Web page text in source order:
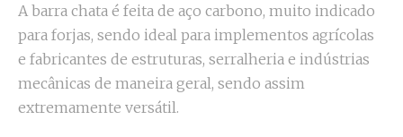
A barra chata é feita de aço carbono, muito indicado
para forjas, sendo ideal para implementos agrícolas
e fabricantes de estruturas, serralheria e indústrias
mecânicas de maneira geral, sendo assim
extremamente versátil.